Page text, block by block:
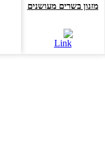
מזנון בשרים מעושנים